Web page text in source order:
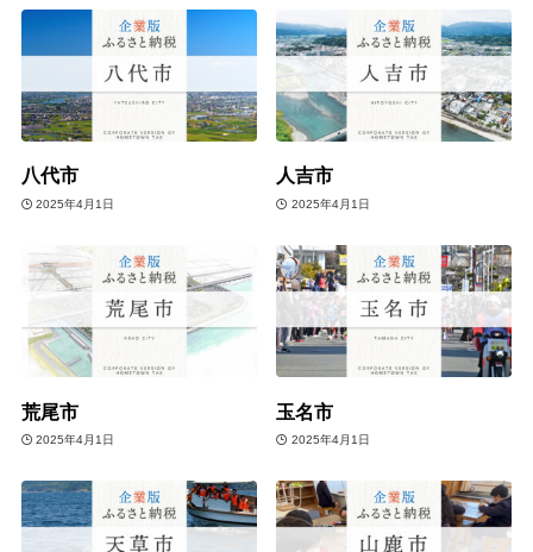
八代市
2025年4月1日
人吉市
2025年4月1日
荒尾市
2025年4月1日
玉名市
2025年4月1日